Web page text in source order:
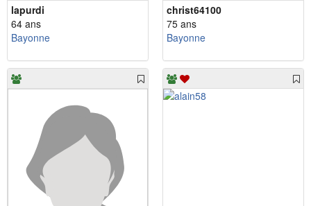
lapurdi
64 ans
Bayonne
christ64100
75 ans
Bayonne